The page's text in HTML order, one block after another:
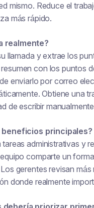
mismo. Reduce el
más rápido.
realmente?
llamada y extrae los
con los puntos
enviarlo por correo
Obtiene una
de escribir
beneficios principales?
administrativas y
comparte un
gerentes revisan más
donde realmente